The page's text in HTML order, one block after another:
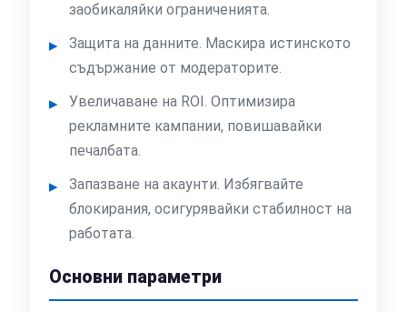
заобикаляйки ограниченията.
Защита на данните. Маскира истинското
съдържание от модераторите.
Увеличаване на ROI. Оптимизира
рекламните кампании, повишавайки
печалбата.
Запазване на акаунти. Избягвайте
блокирания, осигурявайки стабилност на
работата.
Основни параметри